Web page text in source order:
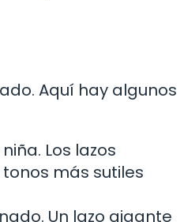
Aquí hay algunos
Los lazos
más sutiles
Un lazo gigante